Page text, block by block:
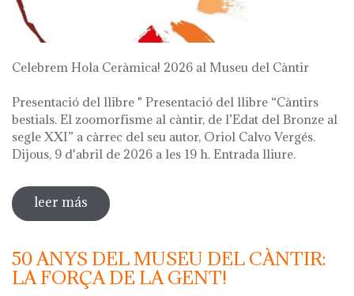
Celebrem Hola Ceràmica! 2026 al Museu del Càntir
Presentació del llibre " Presentació del llibre “Càntirs
bestials. El zoomorfisme al càntir, de l’Edat del Bronze al
segle XXI” a càrrec del seu autor, Oriol Calvo Vergés.
Dijous, 9 d'abril de 2026 a les 19 h. Entrada lliure.
leer más sobre hola ceràmica! 2026
50 ANYS DEL MUSEU DEL CÀNTIR:
LA FORÇA DE LA GENT!